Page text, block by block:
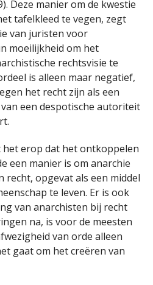
Deze manier om de kwestie
tafelkleed te vegen, zegt
van juristen voor
moeilijkheid om het
rechtsvisie te
is alleen maar negatief,
het recht zijn als een
een despotische autoriteit
erop dat het ontkoppelen
een manier is om anarchie
recht, opgevat als een middel
te leven. Er is ook
van anarchisten bij recht
na, is voor de meesten
van orde alleen
gaat om het creëren van